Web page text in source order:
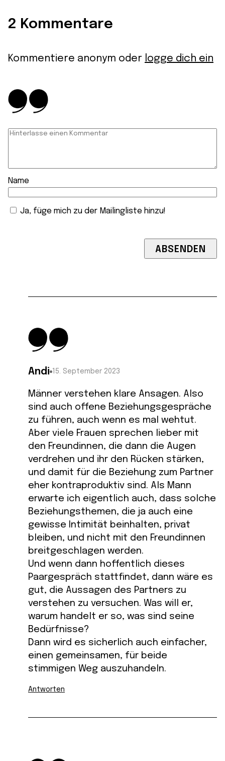
2 Kommentare
Kommentiere anonym oder logge dich ein
Name
Ja, füge mich zu der Mailingliste hinzu!
Andi 15. September 2023
Männer verstehen klare Ansagen. Also
sind auch offene Beziehungsgespräche
zu führen, auch wenn es mal wehtut.
Aber viele Frauen sprechen lieber mit
den Freundinnen, die dann die Augen
verdrehen und ihr den Rücken stärken,
und damit für die Beziehung zum Partner
eher kontraproduktiv sind. Als Mann
erwarte ich eigentlich auch, dass solche
Beziehungsthemen, die ja auch eine
gewisse Intimität beinhalten, privat
bleiben, und nicht mit den Freundinnen
breitgeschlagen werden.
Und wenn dann hoffentlich dieses
Paargespräch stattfindet, dann wäre es
gut, die Aussagen des Partners zu
verstehen zu versuchen. Was will er,
warum handelt er so, was sind seine
Bedürfnisse?
Dann wird es sicherlich auch einfacher,
einen gemeinsamen, für beide
stimmigen Weg auszuhandeln.
Antworten